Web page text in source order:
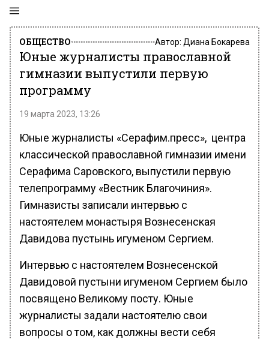
ОБЩЕСТВО Автор: Диана Бокарева
Юные журналисты православной
гимназии выпустили первую
программу
19 марта 2023, 13:26
Юные журналисты «Серафим.пресс», центра
классической православной гимназии имени
Серафима Саровского, выпустили первую
телепрограмму «Вестник Благочиния».
Гимназисты записали интервью с
настоятелем монастыря Вознесенская
Давидова пустынь игуменом Сергием.
Интервью с настоятелем Вознесенской
Давидовой пустыни игуменом Сергием было
посвящено Великому посту. Юные
журналисты задали настоятелю свои
вопросы о том, как должны вести себя